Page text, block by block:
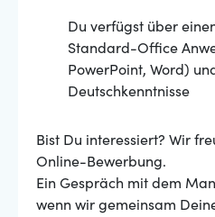
Du verfügst über
Standard-Office
PowerPoint, Word)
Deutschkenntnisse
Bist Du interessiert? Wir
Online-Bewerbung.
Ein Gespräch mit dem
wenn wir gemeinsam